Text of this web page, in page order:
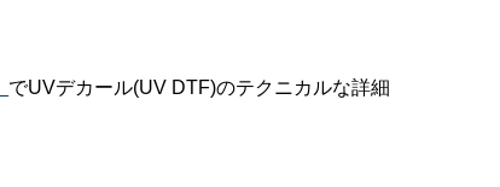
でUVデカール(UV DTF)のテクニカルな詳細